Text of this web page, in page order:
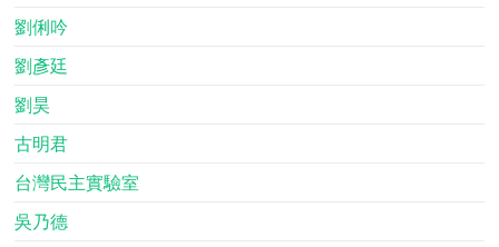
劉俐吟
劉彥廷
劉昊
古明君
台灣民主實驗室
吳乃德